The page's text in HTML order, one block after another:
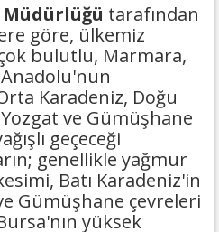
tarafından
göre, ülkemiz
bulutlu, Marmara,
Anadolu'nun
Karadeniz, Doğu
Yozgat ve Gümüşhane
geçeceği
genellikle yağmur
Batı Karadeniz'in
Gümüşhane çevreleri
yüksek